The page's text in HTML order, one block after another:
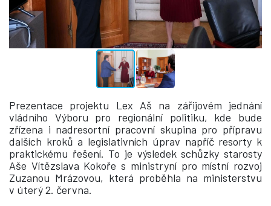
Prezentace projektu Lex Aš na zářijovém jednání
vládního Výboru pro regionální politiku, kde bude
zřízena i nadresortní pracovní skupina pro přípravu
dalších kroků a legislativních úprav napříč resorty k
praktickému řešení. To je výsledek schůzky starosty
Aše Vítězslava Kokoře s ministryní pro místní rozvoj
Zuzanou Mrázovou, která proběhla na ministerstvu
v úterý 2. června.